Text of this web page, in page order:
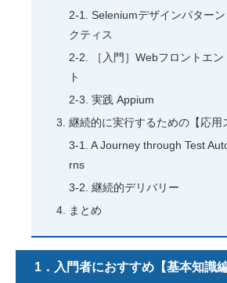
Seleniumデザインパター
クティス
［入門］Webフロントエ
ト
実践 Appium
継続的に実行するための【応用
A Journey through Test
rns
継続的デリバリー
まとめ
1．入門者におすすめ【基本知識編